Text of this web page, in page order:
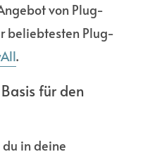
von Plug-
beliebtesten Plug-
.
für den
in deine